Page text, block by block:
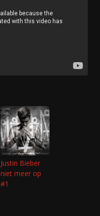
Justin Bieber
niet meer op
#1